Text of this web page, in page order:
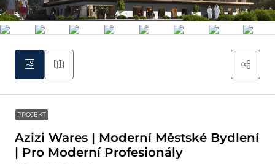
PROJEKT
Azizi Wares | Moderní Městské Bydlení
| Pro Moderní Profesionály